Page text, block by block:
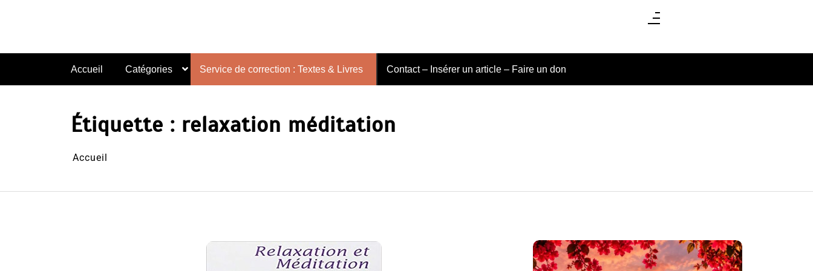
Accueil Catégories Service de correction : Textes & Livres Contact – Insérer un article – Faire un don
Étiquette : relaxation méditation
Accueil